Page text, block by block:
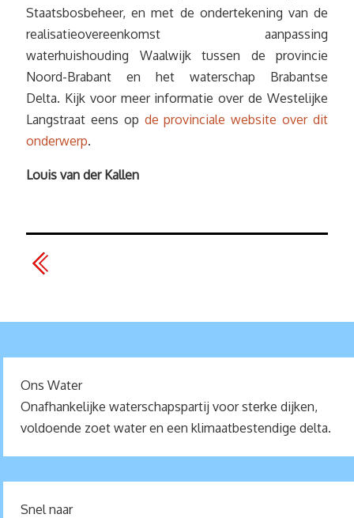
Staatsbosbeheer, en met de ondertekening van de
realisatieovereenkomst aanpassing
waterhuishouding Waalwijk tussen de provincie
Noord-Brabant en het waterschap Brabantse
Delta. Kijk voor meer informatie over de Westelijke
Langstraat eens op de provinciale website over dit
onderwerp.
Louis van der Kallen
Ons Water
Onafhankelijke waterschapspartij voor sterke dijken,
voldoende zoet water en een klimaatbestendige delta.
Snel naar